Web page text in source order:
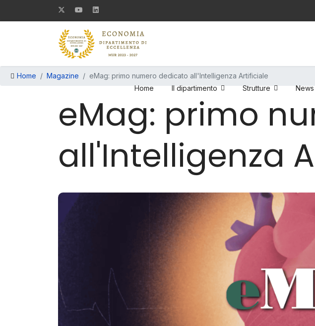
Home Il dipartimento Strutture
Home Magazine eMag: primo numero dedicato all'Intelligenza Artificiale
eMag: primo
all'Intelligenza
eMag 05 Marzo 2025